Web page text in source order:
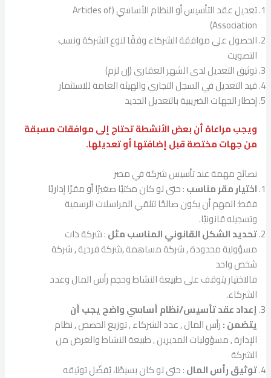
تعديل عقد التأسيس أو النظام الأساسي (Articles of
Association)
الحصول على موافقة الشركاء وفقًا لنوع الشركة ونسب
التصويت
توثيق التعديل لدى الشهر العقاري (إن لزم)
قيد التعديل في السجل التجاري والهيئة العامة للاستثمار
إخطار الجهات الضريبية بالتعديل الجديد
ويجب مراعاة أن بعض الأنشطة تحتاج إلى موافقات مسبقة
من جهات مختصة قبل إضافتها أو تعديلها.
نصائح مهمة عند تأسيس شركة في مصر
اختيار مقر مناسب: حتى لو كان مكتبًا صغيرًا أو مقرًا إداريًا
فقط؛ المهم أن يكون صالحًا لتلقي المراسلات الرسمية
وتسجيله قانونيًا.
تحديد الشكل القانوني المناسبمثل: شركة ذات
مسؤولية محدودة , شركة مساهمة ,شركة فردية , شركة
شخص واحد
فالاختيار يتوقف على طبيعة النشاط وحجم رأس المال وعدد
الشركاء.
إعداد عقد تأسيس/نظام أساسي واضح يجب أن
يتضمن :رأس المال , عدد الشركاء , توزيع الحصص , نظام
الإدارة , مسؤوليات المديرين , طبيعة النشاط والغرض من
الشركة
توثيق رأس المال: حتى لو كان بسيطًا، يُفضّل توثيقه